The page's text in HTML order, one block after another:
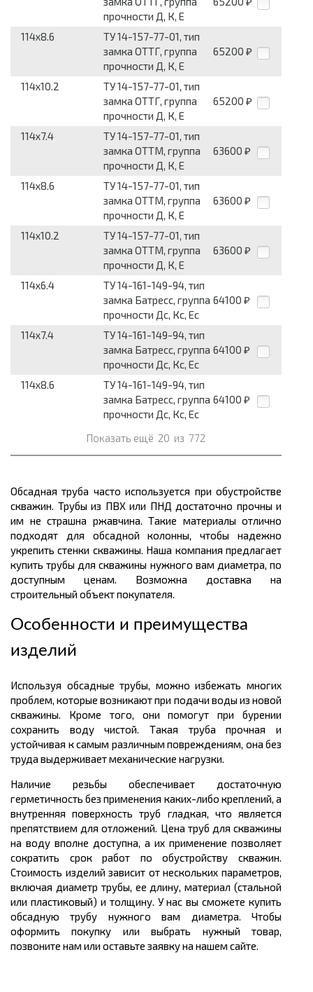
прочности Д, К, Е
₽
114x8.6
ТУ 14-157-77-01, тип
замка ОТТГ, группа
прочности Д, К, Е
65200 ₽
114x10.2
ТУ 14-157-77-01, тип
замка ОТТГ, группа
прочности Д, К, Е
65200 ₽
114x7.4
ТУ 14-157-77-01, тип
замка ОТТМ, группа
прочности Д, К, Е
63600 ₽
114x8.6
ТУ 14-157-77-01, тип
замка ОТТМ, группа
прочности Д, К, Е
63600 ₽
114x10.2
ТУ 14-157-77-01, тип
замка ОТТМ, группа
прочности Д, К, Е
63600 ₽
114x6.4
ТУ 14-161-149-94, тип
замка Батресс, группа
прочности Дс, Кс, Ес
64100 ₽
114x7.4
ТУ 14-161-149-94, тип
замка Батресс, группа
прочности Дс, Кс, Ес
64100 ₽
114x8.6
ТУ 14-161-149-94, тип
замка Батресс, группа
прочности Дс, Кс, Ес
64100 ₽
Показать ещё 20 из 772
Обсадная труба часто используется при обустройстве
скважин. Трубы из ПВХ или ПНД достаточно прочны и
им не страшна ржавчина. Такие материалы отлично
подходят для обсадной колонны, чтобы надежно
укрепить стенки скважины. Наша компания предлагает
купить трубы для скважины нужного вам диаметра, по
доступным ценам. Возможна доставка на
строительный объект покупателя.
Особенности и преимущества
изделий
Используя обсадные трубы, можно избежать многих
проблем, которые возникают при подачи воды из новой
скважины. Кроме того, они помогут при бурении
сохранить воду чистой. Такая труба прочная и
устойчивая к самым различным повреждениям, она без
труда выдерживает механические нагрузки.
Наличие резьбы обеспечивает достаточную
герметичность без применения каких-либо креплений, а
внутренняя поверхность труб гладкая, что является
препятствием для отложений. Цена труб для скважины
на воду вполне доступна, а их применение позволяет
сократить срок работ по обустройству скважин.
Стоимость изделий зависит от нескольких параметров,
включая диаметр трубы, ее длину, материал (стальной
или пластиковый) и толщину. У нас вы сможете купить
обсадную трубу нужного вам диаметра. Чтобы
оформить покупку или выбрать нужный товар,
позвоните нам или оставьте заявку на нашем сайте.